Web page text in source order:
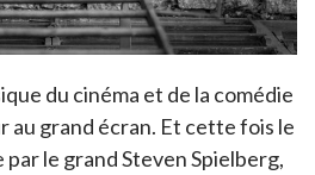
du cinéma et de la comédie
au grand écran. Et cette fois le
par le grand Steven Spielberg,